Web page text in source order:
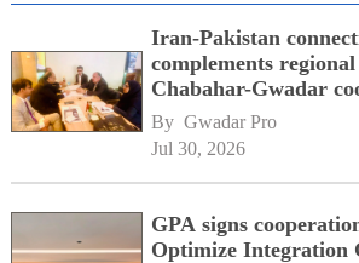
Iran-Pakistan
complements
Chabahar-Gwadar
momentum alongside
network
By Gwadar Pro
Jul 30, 2026
GPA signs
Optimize Integration